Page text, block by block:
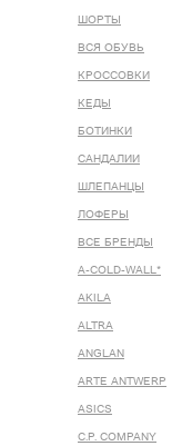
ШОРТЫ
ВСЯ ОБУВЬ
КРОССОВКИ
КЕДЫ
БОТИНКИ
САНДАЛИИ
ШЛЕПАНЦЫ
ЛОФЕРЫ
ВСЕ БРЕНДЫ
A-COLD-WALL*
AKILA
ALTRA
ANGLAN
ARTE ANTWERP
ASICS
C.P. COMPANY